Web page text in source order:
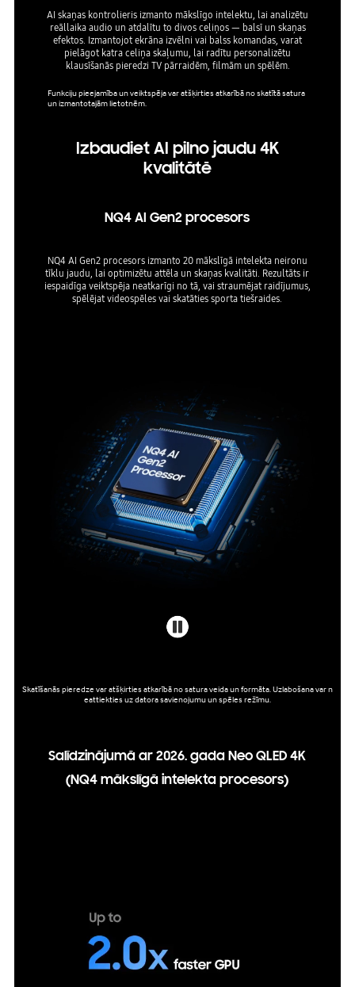
AI skaņas kontrolieris izmanto mākslīgo intelektu, lai analizētu
reāllaika audio un atdalītu to divos celiņos — balsī un skaņas
efektos. Izmantojot ekrāna izvēlni vai balss komandas, varat
pielāgot katra celiņa skaļumu, lai radītu personalizētu
klausīšanās pieredzi TV pārraidēm, filmām un spēlēm.
Funkciju pieejamība un veiktspēja var atšķirties atkarībā no skatītā satura
un izmantotajām lietotnēm.
Izbaudiet AI pilno jaudu 4K
kvalitātē
NQ4 AI Gen2 procesors
NQ4 AI Gen2 procesors izmanto 20 mākslīgā intelekta neironu
tīklu jaudu, lai optimizētu attēla un skaņas kvalitāti. Rezultāts ir
iespaidīga veiktspēja neatkarīgi no tā, vai straumējat raidījumus,
spēlējat videospēles vai skatāties sporta tiešraides.
Skatīšanās pieredze var atšķirties atkarībā no satura veida un formāta. Uzlabošana var n
eattiekties uz datora savienojumu un spēles režīmu.
Salīdzinājumā ar 2026. gada Neo QLED 4K
(NQ4 mākslīgā intelekta procesors)